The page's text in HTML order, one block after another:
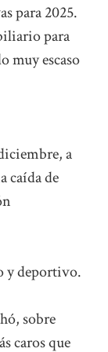
para 2025.
para
muy escaso
a
caída de
y deportivo.
sobre
caros que